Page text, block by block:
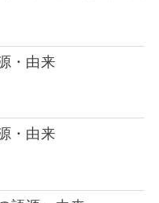
・由来
・由来